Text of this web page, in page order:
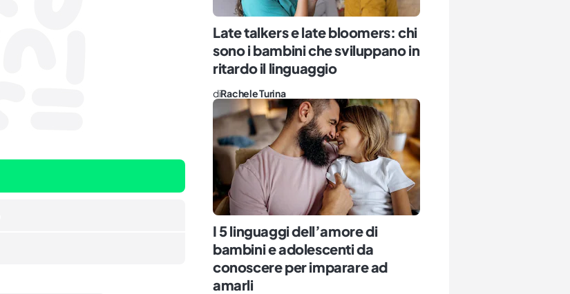
Late talkers e late bloomers: chi
sono i bambini che sviluppano in
ritardo il linguaggio
diRachele Turina
I 5 linguaggi dell’amore di
bambini e adolescenti da
conoscere per imparare ad
amarli